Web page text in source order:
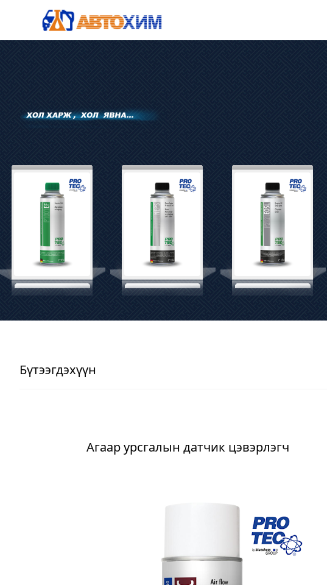
Бүтээгдэхүүн
Агаар урсгалын датчик цэвэрлэгч